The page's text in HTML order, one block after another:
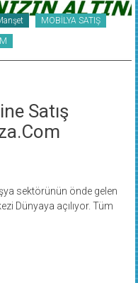
MOBİLYA SATIŞ
Satış
sektörünün önde gelen
Dünyaya açılıyor. Tüm